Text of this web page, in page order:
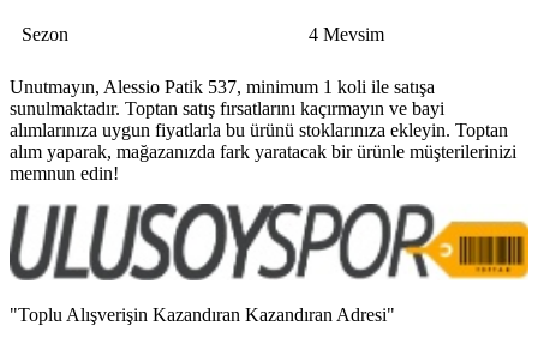
Sezon 4 Mevsim
Unutmayın, Alessio Patik 537, minimum 1 koli ile satışa
sunulmaktadır. Toptan satış fırsatlarını kaçırmayın ve bayi
alımlarınıza uygun fiyatlarla bu ürünü stoklarınıza ekleyin. Toptan
alım yaparak, mağazanızda fark yaratacak bir ürünle müşterilerinizi
memnun edin!
"Toplu Alışverişin Kazandıran Kazandıran Adresi"